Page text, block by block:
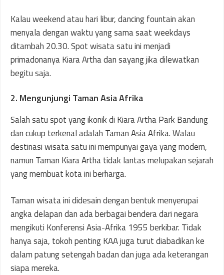
Kalau weekend atau hari libur, dancing fountain akan
menyala dengan waktu yang sama saat weekdays
ditambah 20.30. Spot wisata satu ini menjadi
primadonanya Kiara Artha dan sayang jika dilewatkan
begitu saja.
2. Mengunjungi Taman Asia Afrika
Salah satu spot yang ikonik di Kiara Artha Park Bandung
dan cukup terkenal adalah Taman Asia Afrika. Walau
destinasi wisata satu ini mempunyai gaya yang modern,
namun Taman Kiara Artha tidak lantas melupakan sejarah
yang membuat kota ini berharga.
Taman wisata ini didesain dengan bentuk menyerupai
angka delapan dan ada berbagai bendera dari negara
mengikuti Konferensi Asia-Afrika 1955 berkibar. Tidak
hanya saja, tokoh penting KAA juga turut diabadikan ke
dalam patung setengah badan dan juga ada keterangan
siapa mereka.